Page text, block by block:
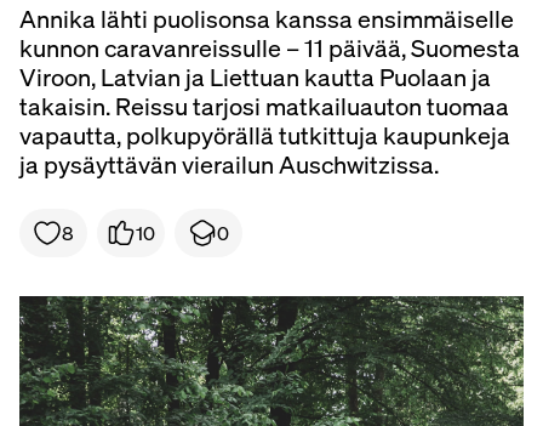
Annika lähti puolisonsa kanssa ensimmäiselle
kunnon caravanreissulle – 11 päivää, Suomesta
Viroon, Latvian ja Liettuan kautta Puolaan ja
takaisin. Reissu tarjosi matkailuauton tuomaa
vapautta, polkupyörällä tutkittuja kaupunkeja
ja pysäyttävän vierailun Auschwitzissa.
8 10 0